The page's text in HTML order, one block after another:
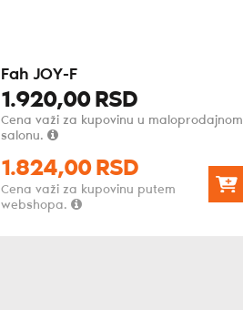
Fah JOY-F
1.920,00 RSD
Cena važi za kupovinu u maloprodajnom
salonu.
1.824,00 RSD
Cena važi za kupovinu putem
webshopa.